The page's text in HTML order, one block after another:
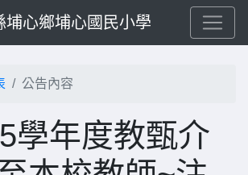
埔心鄉埔心國民小學
公告內容
年度教甄介